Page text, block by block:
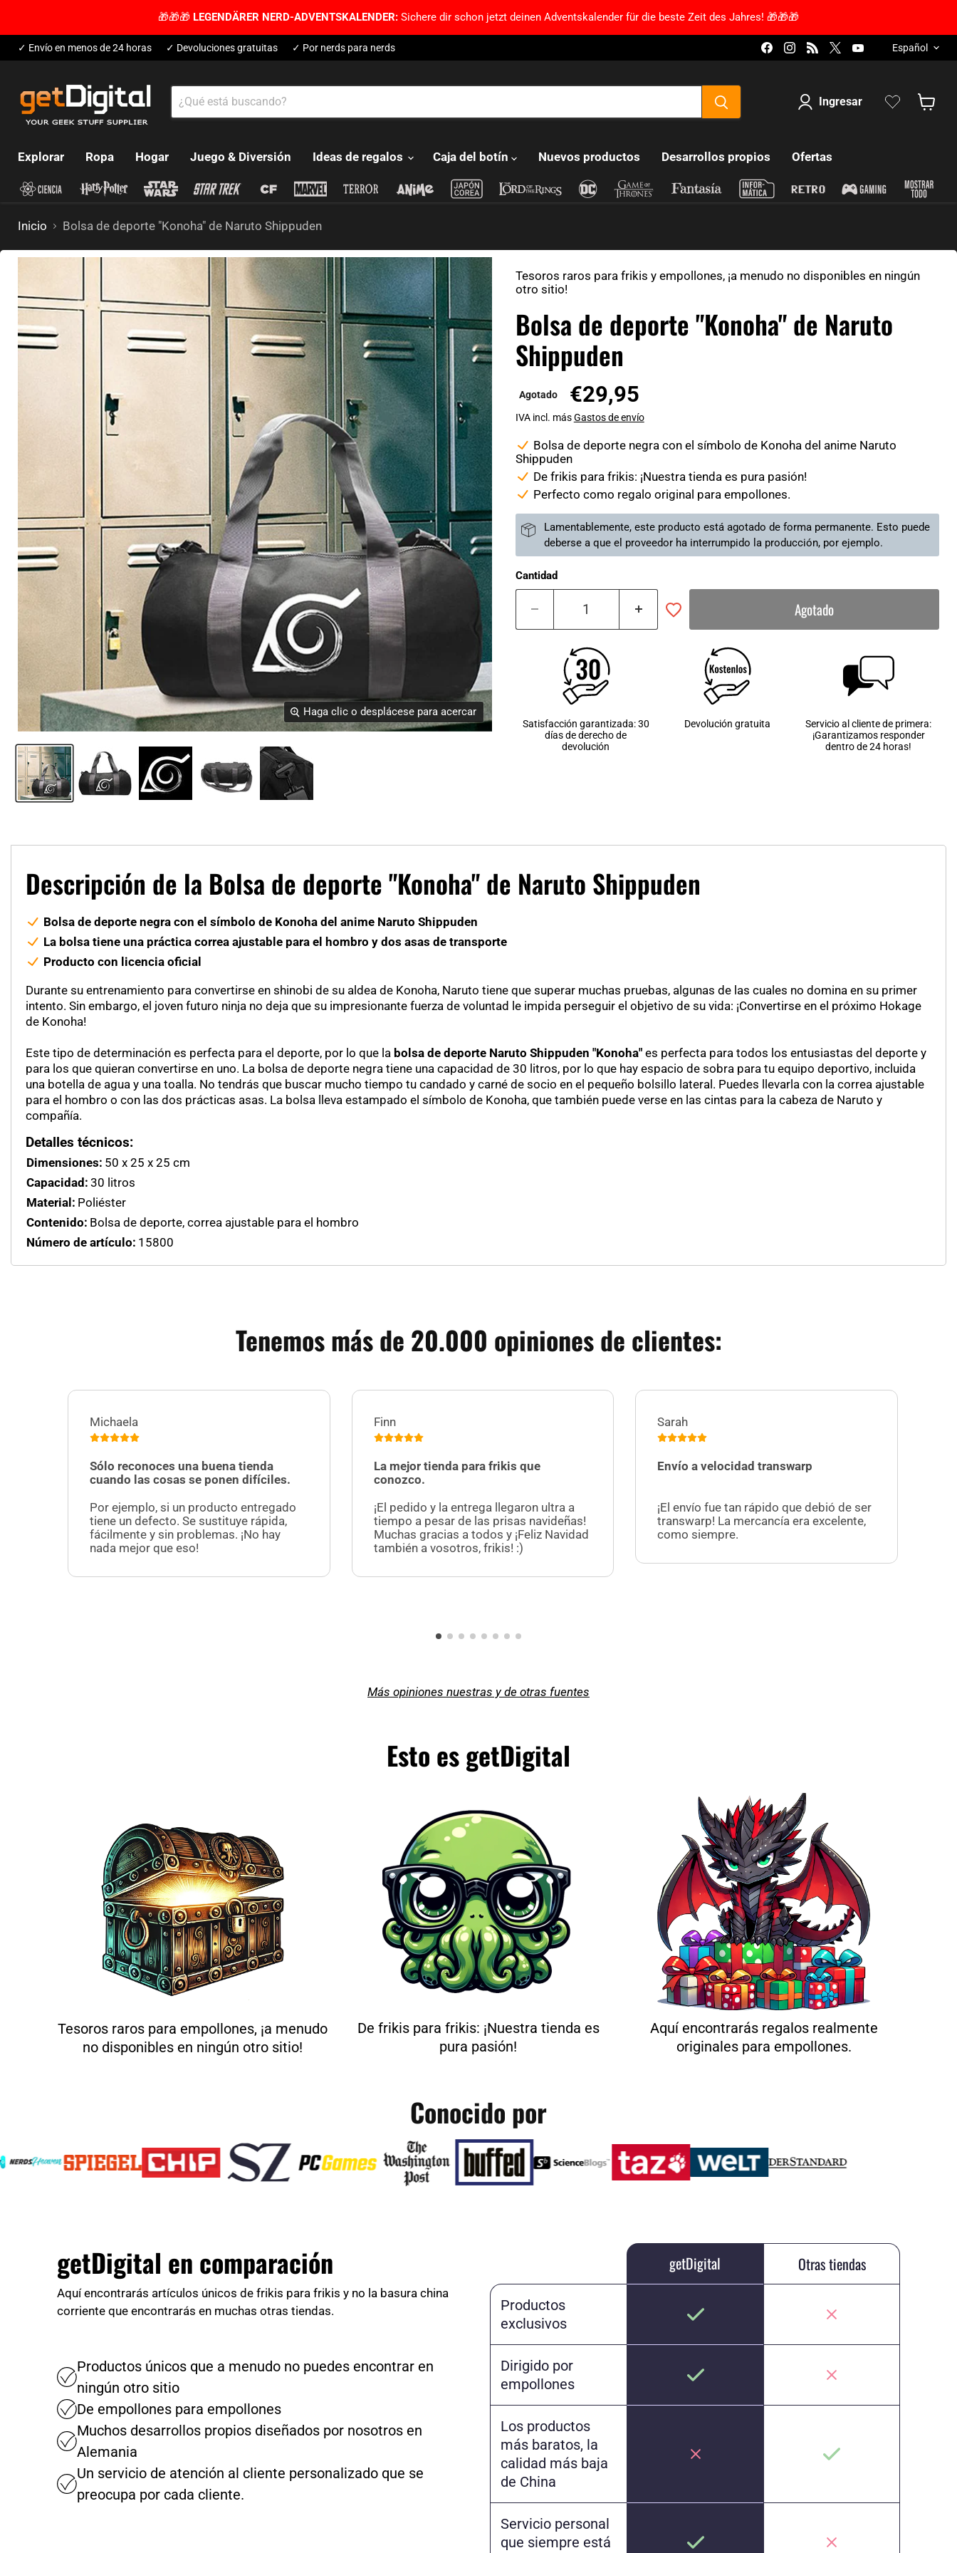
🎁🎁🎁 LEGENDÄRER NERD-ADVENTSKALENDER: Sichere dir schon jetzt deinen Adventskalender für die beste Zeit des Jahres! 🎁🎁🎁
✓ Envío en menos de 24 horas ✓ Devoluciones gratuitas ✓ Por nerds para nerds Encuéntranos en Facebook
Encuéntranos en Instagram
Encuéntranos en RSS
Encuéntranos en X
Encuéntranos en
Lengua
Español
Ingresar
Explorar Ropa Hogar Juego & Diversión Ideas de regalos Caja del botín Nuevos productos Desarrollos propios Ofertas
Inicio Bolsa de deporte "Konoha" de Naruto Shippuden
Haga clic o desplácese para acercar
Tesoros raros para frikis y empollones, ¡a menudo no disponibles en ningún
otro sitio!
Bolsa de deporte "Konoha" de Naruto
Shippuden
Agotado €29,95
IVA incl. másGastos de envío
Bolsa de deporte negra con el símbolo de Konoha del anime Naruto
Shippuden
De frikis para frikis: ¡Nuestra tienda es pura pasión!
Perfecto como regalo original para empollones.
Lamentablemente, este producto está agotado de forma permanente. Esto puede
deberse a que el proveedor ha interrumpido la producción, por ejemplo.
Cantidad
Agotado
Satisfacción garantizada: 30
días de derecho de
devolución
Devolución gratuita
Servicio al cliente de primera:
¡Garantizamos responder
dentro de 24 horas!
Descripción de la Bolsa de deporte "Konoha" de Naruto Shippuden
Bolsa de deporte negra con el símbolo de Konoha del anime Naruto Shippuden
La bolsa tiene una práctica correa ajustable para el hombro y dos asas de transporte
Producto con licencia oficial
Durante su entrenamiento para convertirse en shinobi de su aldea de Konoha, Naruto tiene que superar muchas pruebas, algunas de las cuales no domina en su primer
intento. Sin embargo, el joven futuro ninja no deja que su impresionante fuerza de voluntad le impida perseguir el objetivo de su vida: ¡Convertirse en el próximo Hokage
de Konoha!
Este tipo de determinación es perfecta para el deporte, por lo que la bolsa de deporte Naruto Shippuden "Konoha" es perfecta para todos los entusiastas del deporte y
para los que quieran convertirse en uno. La bolsa de deporte negra tiene una capacidad de 30 litros, por lo que hay espacio de sobra para tu equipo deportivo, incluida
una botella de agua y una toalla. No tendrás que buscar mucho tiempo tu candado y carné de socio en el pequeño bolsillo lateral. Puedes llevarla con la correa ajustable
para el hombro o con las dos prácticas asas. La bolsa lleva estampado el símbolo de Konoha, que también puede verse en las cintas para la cabeza de Naruto y
compañía.
Detalles técnicos:
Dimensiones: 50 x 25 x 25 cm
Capacidad: 30 litros
Material: Poliéster
Contenido: Bolsa de deporte, correa ajustable para el hombro
Número de artículo: 15800
Tenemos más de 20.000 opiniones de clientes:
Michaela
Sólo reconoces una buena tienda
cuando las cosas se ponen difíciles.
Por ejemplo, si un producto entregado
tiene un defecto. Se sustituye rápida,
fácilmente y sin problemas. ¡No hay
nada mejor que eso!
Finn
La mejor tienda para frikis que
conozco.
¡El pedido y la entrega llegaron ultra a
tiempo a pesar de las prisas navideñas!
Muchas gracias a todos y ¡Feliz Navidad
también a vosotros, frikis! :)
Sarah
Envío a velocidad transwarp
¡El envío fue tan rápido que debió de ser
transwarp! La mercancía era excelente,
como siempre.
Más opiniones nuestras y de otras fuentes
Esto es getDigital
Tesoros raros para empollones, ¡a menudo
no disponibles en ningún otro sitio!
De frikis para frikis: ¡Nuestra tienda es
pura pasión!
Aquí encontrarás regalos realmente
originales para empollones.
Conocido por
getDigital en comparación
Aquí encontrarás artículos únicos de frikis para frikis y no la basura china
corriente que encontrarás en muchas otras tiendas.
Productos únicos que a menudo no puedes encontrar en
ningún otro sitio
De empollones para empollones
Muchos desarrollos propios diseñados por nosotros en
Alemania
Un servicio de atención al cliente personalizado que se
preocupa por cada cliente.
getDigital Otras tiendas
Productos
exclusivos
Dirigido por
empollones
Los productos
más baratos, la
calidad más baja
de China
Servicio personal
que siempre está